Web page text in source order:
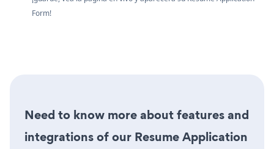
Form!
Need to know more about features and
integrations of our Resume Application